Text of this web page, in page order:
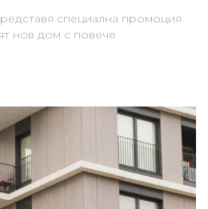
климатици
специална промоция
нов дом с повече